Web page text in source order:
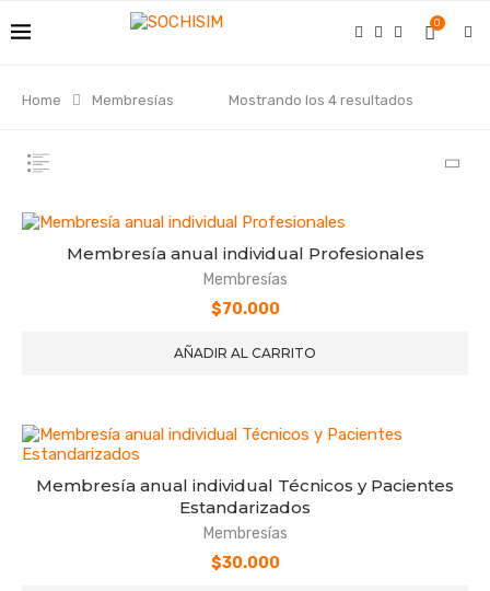
0
Home Membresías Mostrando los 4 resultados
Membresía anual individual Profesionales
Membresías
$70.000
AÑADIR AL CARRITO
Membresía anual individual Técnicos y Pacientes
Estandarizados
Membresías
$30.000